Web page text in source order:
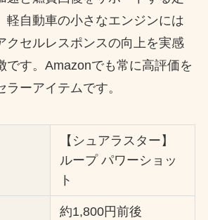
軽自動車の小さなエンジンには
クセルレスポンスの向上を実感
です。Amazonでも常に高評価を
ーアイテムです。
【シュアラスター】
ループ パワーショッ
ト
約1,800円前後